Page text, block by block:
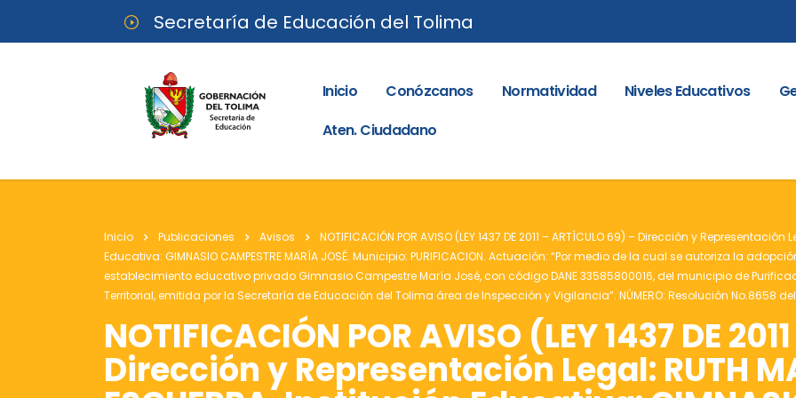
Secretaría de Educación del Tolima
Inicio Conózcanos Normatividad Niveles Educativos
Aten. Ciudadano
Inicio Publicaciones Avisos
NOTIFICACIÓN POR AVISO (LEY 1437 DE 2011 – ARTÍCULO 69) – Dirección y Representación
Educativa: GIMNASIO CAMPESTRE MARÍA JOSÉ. Municipio: PURIFICACION. Actuación: “Por medio de la cual se autoriza la
establecimiento educativo privado Gimnasio Campestre María José, con código DANE 33585800016, del municipio de
Territorial, emitida por la Secretaría de Educación del Tolima área de Inspección y Vigilancia”. NÚMERO: Resolución No.8658
NOTIFICACIÓN POR AVISO (LEY 1437 DE
Dirección y Representación Legal: RUTH